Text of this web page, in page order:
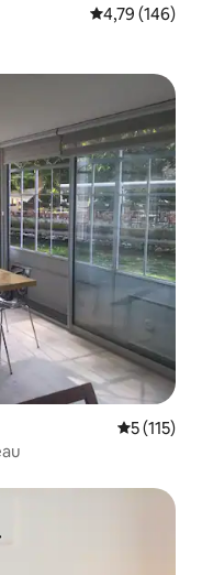
Note
4,79 (146)
aimés
Note
5 (115)